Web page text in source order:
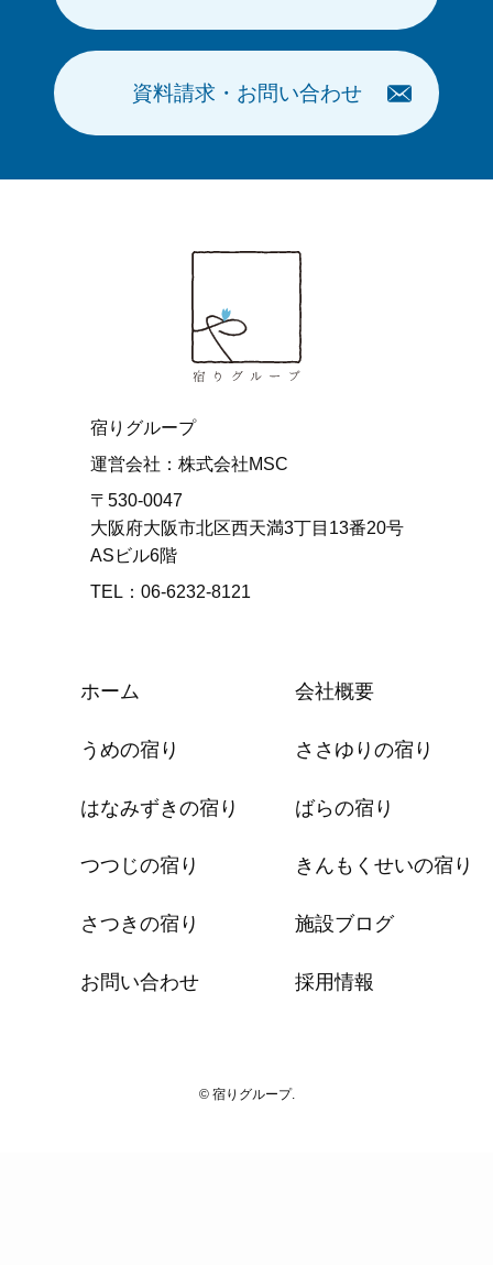
資料請求・お問い合わせ
宿りグループ
運営会社：株式会社MSC
〒530-0047
大阪府大阪市北区西天満3丁目13番20号
ASビル6階
TEL：06-6232-8121
ホーム 会社概要
うめの宿り ささゆりの宿り
はなみずきの宿り ばらの宿り
つつじの宿り きんもくせいの宿り
さつきの宿り 施設ブログ
お問い合わせ 採用情報
© 宿りグループ.